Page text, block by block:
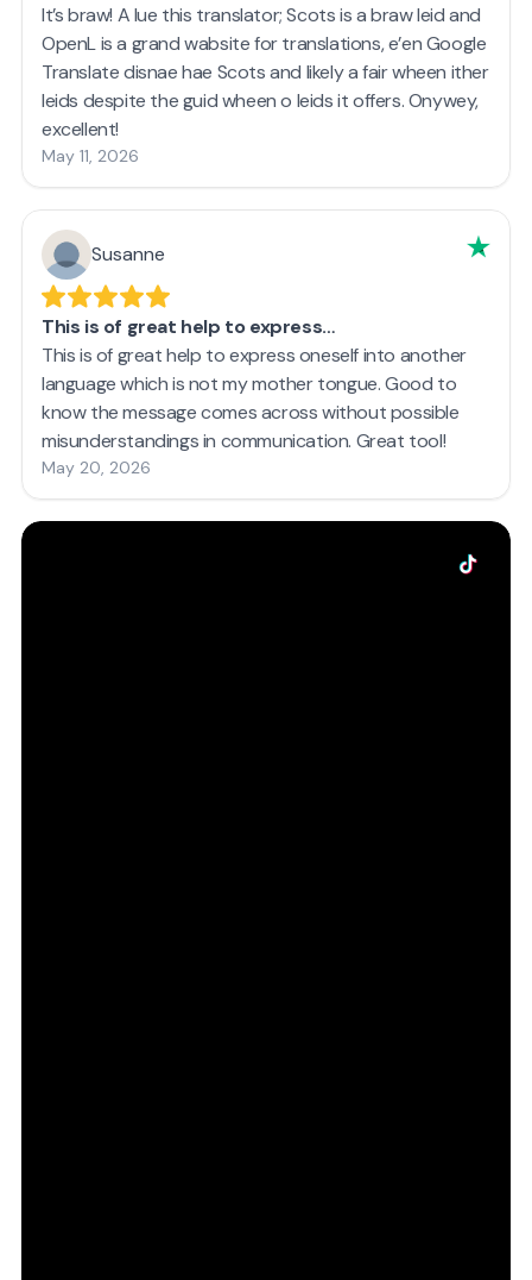
It’s braw! A lue this translator; Scots is a braw leid and
OpenL is a grand wabsite for translations, e’en Google
Translate disnae hae Scots and likely a fair wheen ither
leids despite the guid wheen o leids it offers. Onywey,
excellent!
May 11, 2026
Susanne
This is of great help to express…
This is of great help to express oneself into another
language which is not my mother tongue. Good to
know the message comes across without possible
misunderstandings in communication. Great tool!
May 20, 2026